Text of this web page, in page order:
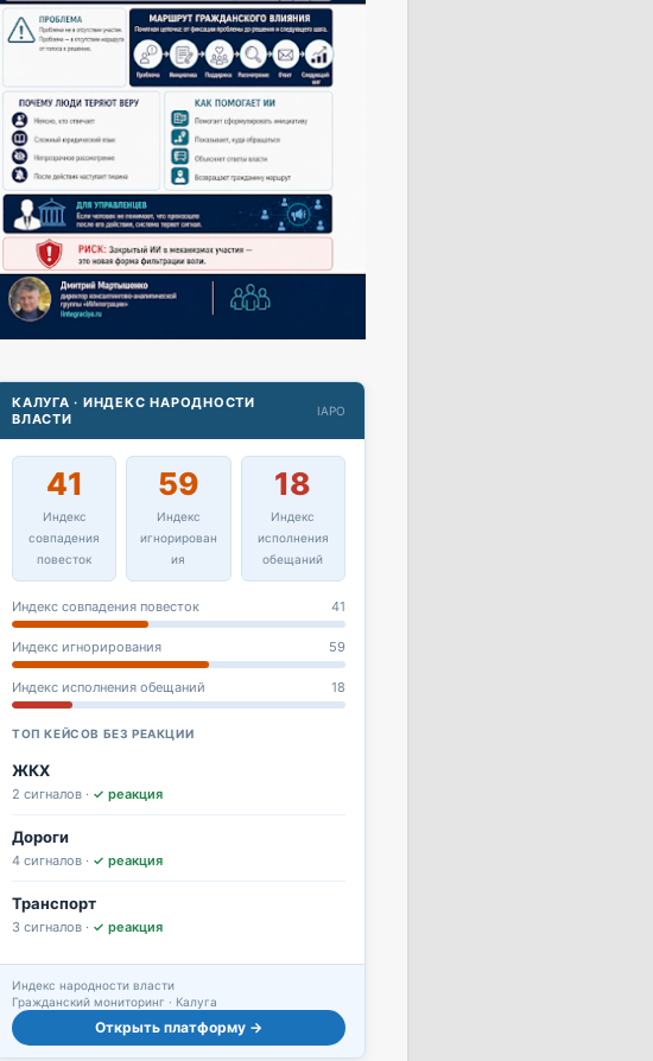
КАЛУГА · ИНДЕКС НАРОДНОСТИ
ВЛАСТИ
IAPO
41
Индекс
совпадения
повесток
59
Индекс
игнорирован
ия
18
Индекс
исполнения
обещаний
Индекс совпадения повесток 41
Индекс игнорирования 59
Индекс исполнения обещаний 18
ТОП КЕЙСОВ БЕЗ РЕАКЦИИ
ЖКХ
2 сигналов · ✓ реакция
Дороги
4 сигналов · ✓ реакция
Транспорт
3 сигналов · ✓ реакция
Индекс народности власти
Гражданский мониторинг · Калуга
Открыть платформу →